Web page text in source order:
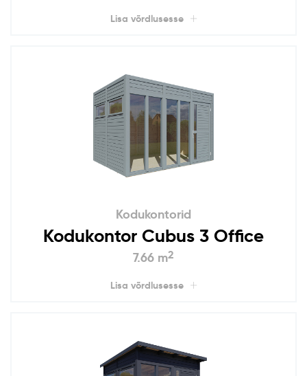
Lisa võrdlusesse
Kodukontorid
Kodukontor Cubus 3 Office
7.66 m2
Lisa võrdlusesse